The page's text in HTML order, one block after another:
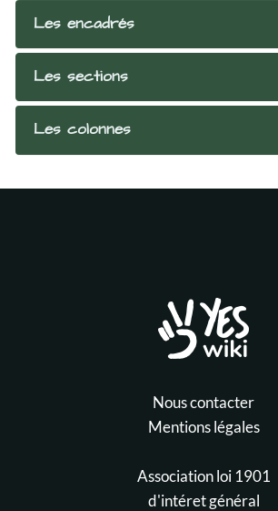
Les encadrés
Les sections
Les colonnes
Nous contacter
Mentions légales
Association loi 1901
d'intéret général